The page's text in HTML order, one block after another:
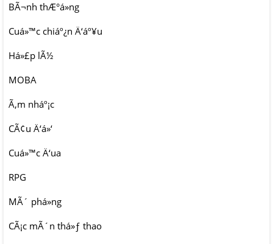
BÃ¬nh thÆ°á»ng
Cuá»™c chiáº¿n Ä‘áº¥u
Há»£p lÃ½
MOBA
Ã‚m nháº¡c
CÃ¢u Ä‘á»‘
Cuá»™c Ä‘ua
RPG
MÃ´ phá»ng
CÃ¡c mÃ´n thá»ƒ thao